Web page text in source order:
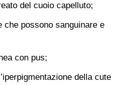
del cuoio capelluto;
che possono sanguinare e
con pus;
della cute